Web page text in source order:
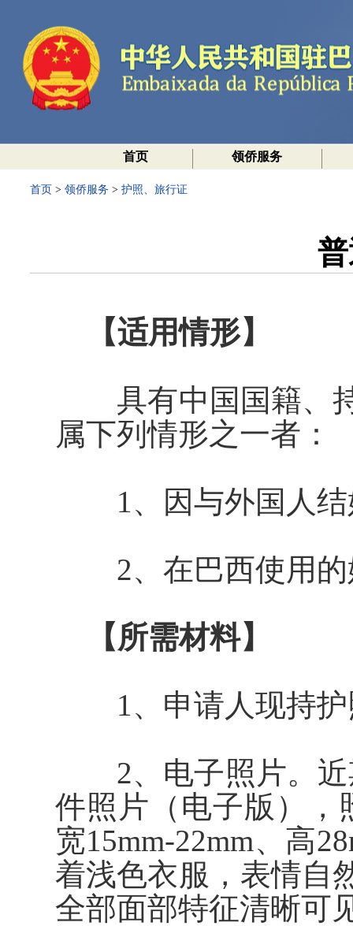
首页 领侨服务
首页 > 领侨服务 > 护照、旅行证
【适用情形】
具有中国国籍、持
属下列情形之一者：
1、因与外国人结
2、在巴西使用的
【所需材料】
1、申请人现持护
2、电子照片。近
件照片（电子版），
宽15mm-22mm、高
着浅色衣服，表情自
全部面部特征清晰可